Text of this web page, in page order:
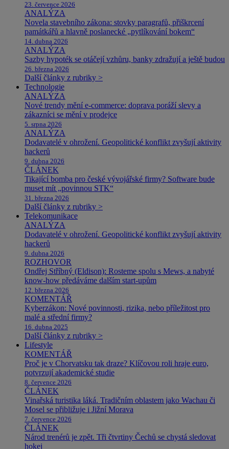
23. července 2026
ANALÝZA
Novela stavebního zákona: stovky paragrafů, přiškrcení
památkářů a hlavně poslanecké „pytlíkování bokem“
14. dubna 2026
ANALÝZA
Sazby hypoték se otáčejí vzhůru, banky zdražují a ještě budou
26. března 2026
Další články z rubriky >
Technologie
ANALÝZA
Nové trendy mění e-commerce: doprava poráží slevy a
zákazníci se mění v prodejce
5. srpna 2026
ANALÝZA
Dodavatelé v ohrožení. Geopolitické konflikt zvyšují aktivity
hackerů
9. dubna 2026
ČLÁNEK
Tikající bomba pro české vývojářské firmy? Software bude
muset mít „povinnou STK“
31. března 2026
Další články z rubriky >
Telekomunikace
ANALÝZA
Dodavatelé v ohrožení. Geopolitické konflikt zvyšují aktivity
hackerů
9. dubna 2026
ROZHOVOR
Ondřej Stříbný (Eldison): Rosteme spolu s Mews, a nabyté
know-how předáváme dalším start-upům
12. března 2026
KOMENTÁŘ
Kyberzákon: Nové povinnosti, rizika, nebo příležitost pro
malé a střední firmy?
16. dubna 2025
Další články z rubriky >
Lifestyle
KOMENTÁŘ
Proč je v Chorvatsku tak draze? Klíčovou roli hraje euro,
potvrzují akademické studie
8. července 2026
ČLÁNEK
Vinařská turistika láká. Tradičním oblastem jako Wachau či
Mosel se přibližuje i Jižní Morava
7. července 2026
ČLÁNEK
Národ trenérů je zpět. Tři čtvrtiny Čechů se chystá sledovat
hokej